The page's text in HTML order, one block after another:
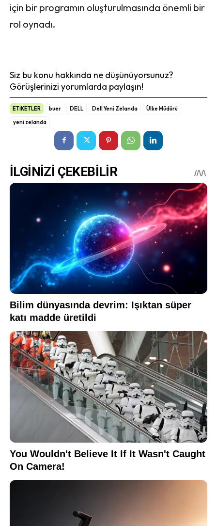
için bir programın oluşturulmasında önemli bir
rol oynadı.
Siz bu konu hakkında ne düşünüyorsunuz?
Görüşlerinizi yorumlarda paylaşın!
ETİKETLER buer DELL Dell Yeni Zelanda
Ülke Müdürü
yeni zelanda